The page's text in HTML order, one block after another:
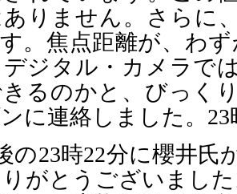
ありません。さらに
。焦点距離が、わ
ジタル・カメラで
るのかと、びっく
に連絡しました。
の23時22分に櫻井氏
がとうございまし